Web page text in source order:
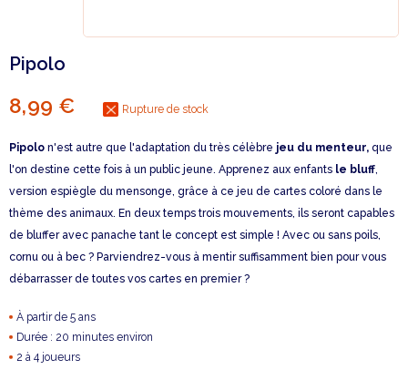
Pipolo
8,99 € Rupture de stock
Pipolo n'est autre que l'adaptation du très célèbre jeu du menteur, que
l'on destine cette fois à un public jeune. Apprenez aux enfants le bluff,
version espiègle du mensonge, grâce à ce jeu de cartes coloré dans le
thème des animaux. En deux temps trois mouvements, ils seront capables
de bluffer avec panache tant le concept est simple ! Avec ou sans poils,
cornu ou à bec ? Parviendrez-vous à mentir suffisamment bien pour vous
débarrasser de toutes vos cartes en premier ?
À partir de 5 ans
Durée : 20 minutes environ
2 à 4 joueurs